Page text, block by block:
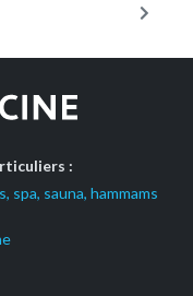
:
spa, sauna, hammams